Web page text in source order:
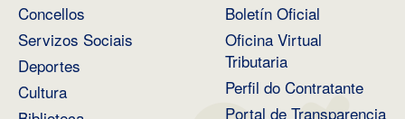
Concellos
Servizos Sociais
Deportes
Cultura
Boletín Oficial
Oficina Virtual
Tributaria
Perfil do Contratante
Portal de Transparencia